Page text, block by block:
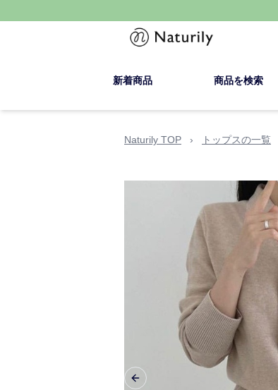
新着商品 商品を検索
Naturily TOP › トップスの一覧
Previous slide